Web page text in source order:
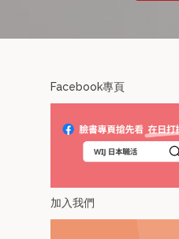
Facebook專頁
加入我們